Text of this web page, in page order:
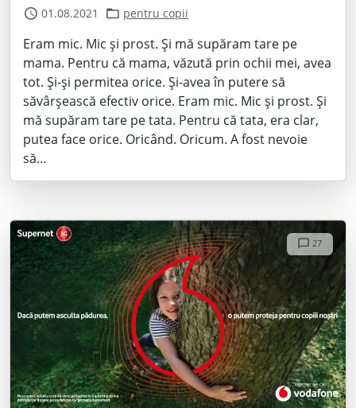
01.08.2021 pentru copii
Eram mic. Mic și prost. Și mă supăram tare pe
mama. Pentru că mama, văzută prin ochii mei, avea
tot. Și-și permitea orice. Și-avea în putere să
săvârșească efectiv orice. Eram mic. Mic și prost. Și
mă supăram tare pe tata. Pentru că tata, era clar,
putea face orice. Oricând. Oricum. A fost nevoie
să…
27